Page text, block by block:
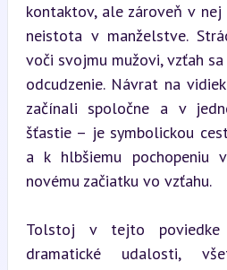
kontaktov, ale zároveň v
neistota v manželstve.
voči svojmu mužovi, vzťah
odcudzenie. Návrat na
začínali spoločne a v
šťastie – je symbolickou
a k hlbšiemu pochopeniu
novému začiatku vo vzťahu.
Tolstoj v tejto poviedke
dramatické udalosti,